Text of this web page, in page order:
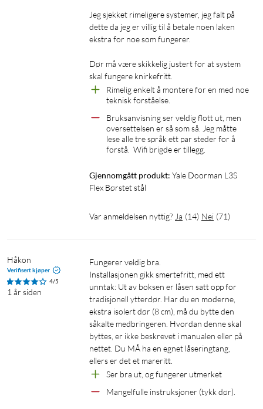
integrasjon mot Yale Home-appen).
Maks 254 brukere (gjester eller eier) i Yale Home.
Temperaturområde: Inne: 0 til +50 grader. Ute: -20 til +60
Yale Doorman L3S er forsikringsgodkjent for både mekanisk
og digital sikkerhet (SSF 3522).
Passer eksisterende låseuttak for skandinaviske ytterdører.
Drives av 4x alkaliske AA-batterier.
Branntestet opptil 120 minutter (Indikativt. Brannklasse er
Krever broen Yale ConnectX Wi-Fi (66154)for fjernstyring av
Jeg sjekket rimeligere systemer, jeg falt på
dette da jeg er villig til å betale noen laken
ekstra for noe som fungerer.
Dør må være skikkelig justert for at system
skal fungere knirkefritt.
Rimelig enkelt å montere for en med noe
teknisk forståelse.
Bruksanvisning ser veldig flott ut, men
oversettelsen er så som så. Jeg måtte
lese alle tre språk ett par steder for å
forstå.  Wifi brigde er tillegg.
Gjennomgått produkt: Yale Doorman L3S
Flex Børstet stål
Var anmeldelsen nyttig? Ja (14) Nei (71)
Håkon
Verifisert kjøper
4/5
1 år siden
Fungerer veldig bra.
Installasjonen gikk smertefritt, med ett
unntak: Ut av boksen er låsen satt opp for
tradisjonell ytterdør. Har du en moderne,
ekstra isolert dør (8 cm), må du bytte den
såkalte medbringeren. Hvordan denne skal
byttes, er ikke beskrevet i manualen eller på
nettet. Du MÅ ha en egnet låseringtang,
ellers er det et mareritt.
Ser bra ut, og fungerer utmerket
Mangelfulle instruksjoner (tykk dør).